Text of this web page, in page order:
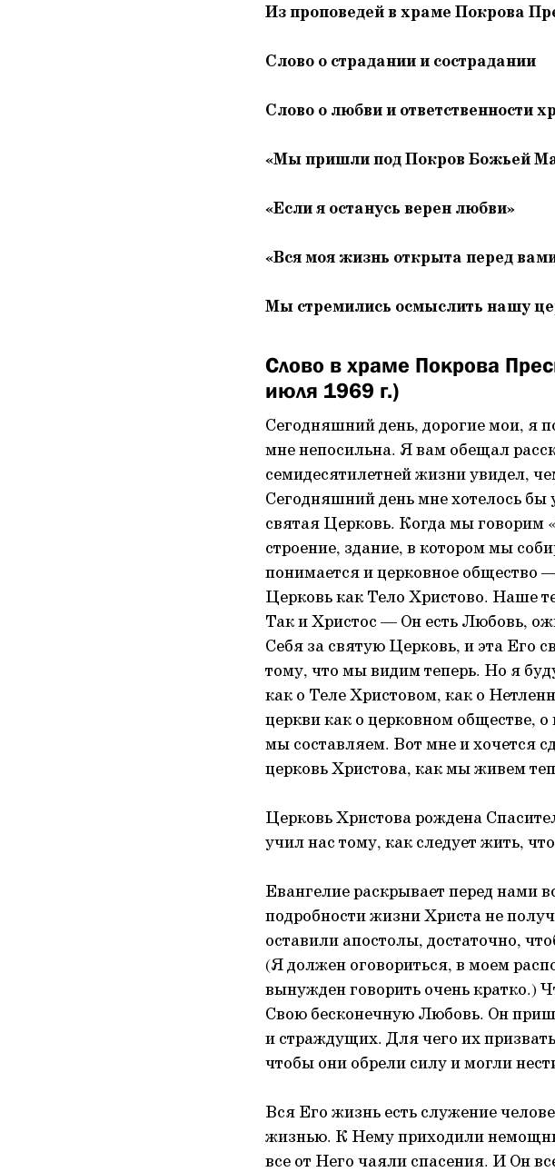
Из проповедей в храме Покрова
Слово о страдании и сострадании
Слово о любви и ответственности
«Мы пришли под Покров Божьей
«Если я останусь верен любви»
«Вся моя жизнь открыта перед
Мы стремились осмыслить нашу
Слово в храме Покрова
июля 1969 г.)
Сегодняшний день, дорогие мои, я
мне непосильна. Я вам обещал
семидесятилетней жизни увидел,
Сегодняшний день мне хотелось
святая Церковь. Когда мы говорим
строение, здание, в котором мы
понимается и церковное общество
Церковь как Тело Христово. Наше
Так и Христос — Он есть Любовь,
Себя за святую Церковь, и эта Его
тому, что мы видим теперь. Но я
как о Теле Христовом, как о
церкви как о церковном обществе,
мы составляем. Вот мне и хочется
церковь Христова, как мы живем
Церковь Христова рождена
учил нас тому, как следует жить,
Евангелие раскрывает перед нами
подробности жизни Христа не
оставили апостолы, достаточно,
(Я должен оговориться, в моем
вынужден говорить очень кратко.)
Свою бесконечную Любовь. Он
и страждущих. Для чего их
чтобы они обрели силу и могли
Вся Его жизнь есть служение
жизнью. К Нему приходили
все от Него чаяли спасения. И Он